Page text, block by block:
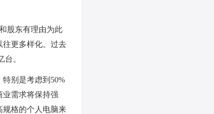
股东有理由为此
往更多样化。过去
。
别是考虑到50%
业需求将保持强
规格的个人电脑来